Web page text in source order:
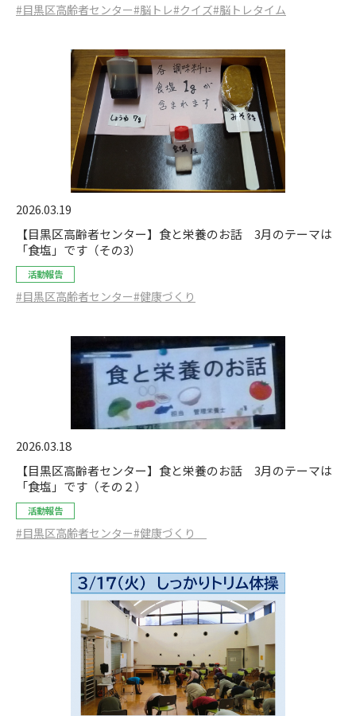
#目黒区高齢者センター#脳トレ#クイズ#脳トレタイム
2026.03.19
【目黒区高齢者センター】食と栄養のお話 3月のテーマは
「食塩」です（その3）
活動報告
#目黒区高齢者センター#健康づくり
2026.03.18
【目黒区高齢者センター】食と栄養のお話 3月のテーマは
「食塩」です（その２）
活動報告
#目黒区高齢者センター#健康づくり